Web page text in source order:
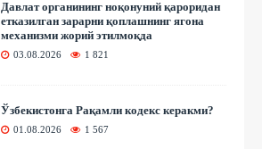
Давлат органининг ноқонуний қароридан
етказилган зарарни қоплашнинг ягона
механизми жорий этилмоқда
03.08.2026 1 821
Ўзбекистонга Рақамли кодекс керакми?
01.08.2026 1 567